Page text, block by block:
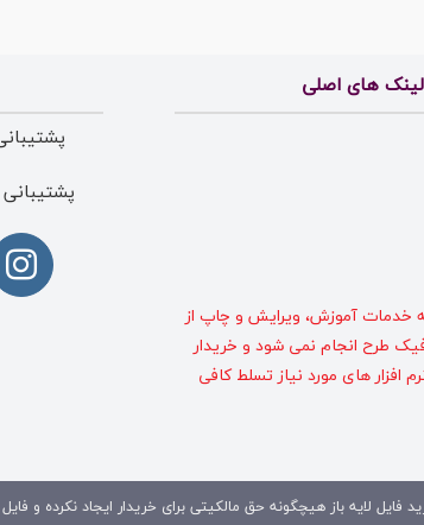
لینک های اصلی
خدمات آموزش، ویرایش و چاپ از
طرح انجام نمی شود و خریدار
افزار های مورد نیاز تسلط کافی
فایل لایه باز هیچگونه حق مالکیتی برای خریدار ایجاد نکرده و